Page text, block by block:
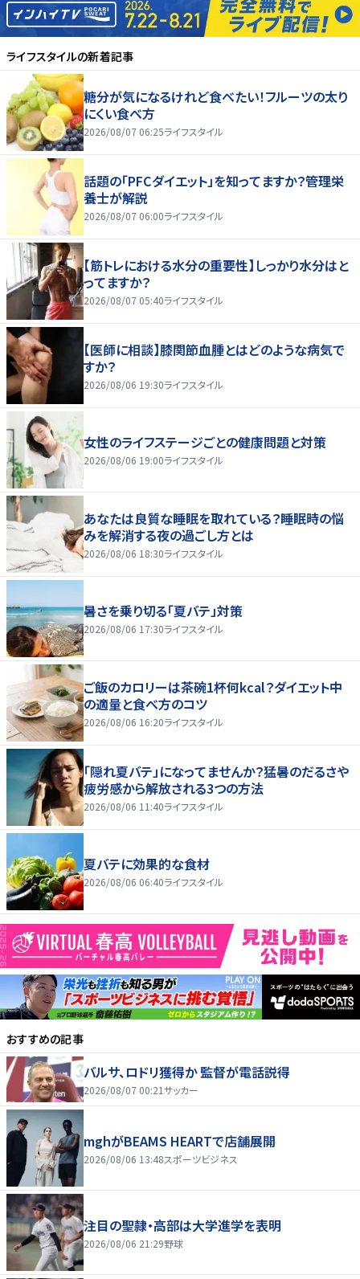
ライフスタイルの新着記事
糖分が気になるけれど食べたい！フルーツの太り
にくい食べ方
2026/08/07 06:25ライフスタイル
話題の「PFCダイエット」を知ってますか？管理栄
養士が解説
2026/08/07 06:00ライフスタイル
【筋トレにおける水分の重要性】しっかり水分はと
ってますか？
2026/08/07 05:40ライフスタイル
【医師に相談】膝関節血腫とはどのような病気で
すか？
2026/08/06 19:30ライフスタイル
女性のライフステージごとの健康問題と対策
2026/08/06 19:00ライフスタイル
あなたは良質な睡眠を取れている？睡眠時の悩
みを解消する夜の過ごし方とは
2026/08/06 18:30ライフスタイル
暑さを乗り切る「夏バテ」対策
2026/08/06 17:30ライフスタイル
ご飯のカロリーは茶碗1杯何kcal？ダイエット中
の適量と食べ方のコツ
2026/08/06 16:20ライフスタイル
「隠れ夏バテ」になってませんか？猛暑のだるさや
疲労感から解放される3つの方法
2026/08/06 11:40ライフスタイル
夏バテに効果的な食材
2026/08/06 06:40ライフスタイル
おすすめの記事
バルサ、ロドリ獲得か 監督が電話説得
2026/08/07 00:21サッカー
mghがBEAMS HEARTで店舗展開
2026/08/06 13:48スポーツビジネス
注目の聖隷・高部は大学進学を表明
2026/08/06 21:29野球